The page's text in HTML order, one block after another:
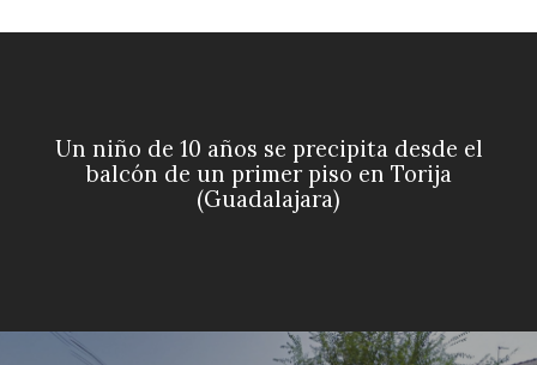
Un niño de 10 años se precipita desde el
balcón de un primer piso en Torija
(Guadalajara)